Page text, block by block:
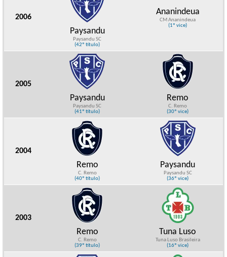
2006
Paysandu
Paysandu SC
(42º título)
Ananindeua
CM Ananindeua
(1º vice)
2005
Paysandu
Paysandu SC
(41º título)
Remo
C. Remo
(30º vice)
2004
Remo
C. Remo
(40º título)
Paysandu
Paysandu SC
(36º vice)
2003
Remo
C. Remo
(39º título)
Tuna Luso
Tuna Luso Brasileira
(16º vice)